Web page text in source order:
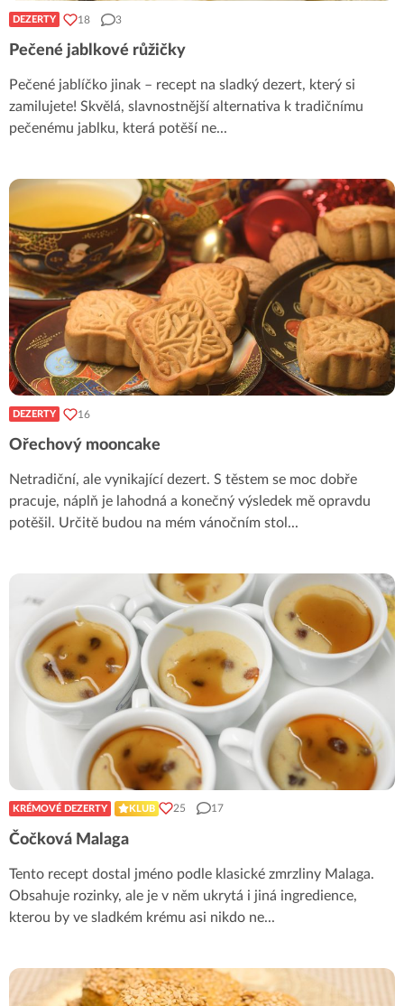
DEZERTY 18 3
Pečené jablkové růžičky
Pečené jablíčko jinak – recept na sladký dezert, který si
zamilujete! Skvělá, slavnostnější alternativa k tradičnímu
pečenému jablku, která potěší ne...
DEZERTY 16
Ořechový mooncake
Netradiční, ale vynikající dezert. S těstem se moc dobře
pracuje, náplň je lahodná a konečný výsledek mě opravdu
potěšil. Určitě budou na mém vánočním stol ...
KRÉMOVÉ DEZERTY KLUB 25 17
Čočková Malaga
Tento recept dostal jméno podle klasické zmrzliny Malaga.
Obsahuje rozinky, ale je v něm ukrytá i jiná ingredience,
kterou by ve sladkém krému asi nikdo ne...